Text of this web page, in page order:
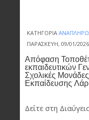
ΚΑΤΗΓΟΡΊΑ
ΠΑΡΑΣΚΕΥΉ, 09/01/2026
Απόφαση
εκπαιδευτικών
Σχολικές
Εκπαίδευσης
Δείτε στη